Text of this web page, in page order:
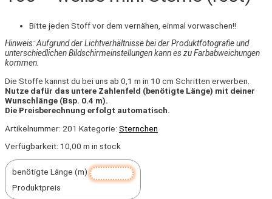
Bitte jeden Stoff vor dem vernähen, einmal vorwaschen!!
Hinweis: Aufgrund der Lichtverhältnisse bei der Produktfotografie und
unterschiedlichen Bildschirmeinstellungen kann es zu Farbabweichungen
kommen.
Die Stoffe kannst du bei uns ab 0,1 m in 10 cm Schritten erwerben.
Nutze dafür das untere Zahlenfeld (benötigte Länge) mit deiner
Wunschlänge (Bsp. 0.4 m).
Die Preisberechnung erfolgt automatisch.
Artikelnummer: 201 Kategorie: Sternchen
Verfügbarkeit: 10,00 m in stock
benötigte Länge (m)
Produktpreis